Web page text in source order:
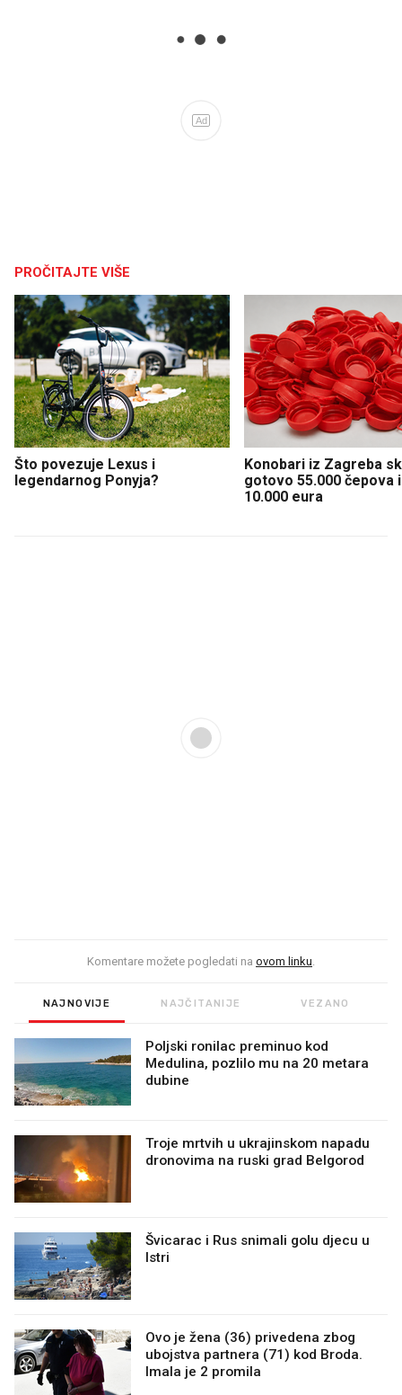
Ad
PROČITAJTE VIŠE
Što povezuje Lexus i
legendarnog Ponyja?
Konobari iz Zagreba
gotovo 55.000 čepova
10.000 eura
Komentare možete pogledati na ovom linku.
NAJNOVIJE NAJČITANIJE VEZANO
Poljski ronilac preminuo kod
Medulina, pozlilo mu na 20 metara
dubine
Troje mrtvih u ukrajinskom napadu
dronovima na ruski grad Belgorod
Švicarac i Rus snimali golu djecu u
Istri
Ovo je žena (36) privedena zbog
ubojstva partnera (71) kod Broda.
Imala je 2 promila